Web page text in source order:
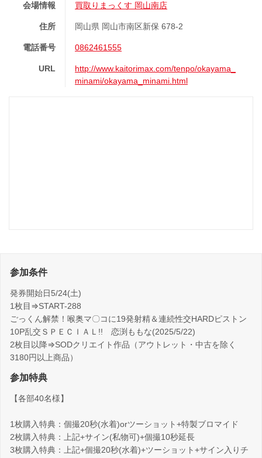
会場情報 買取りまっくす 岡山南店
住所 岡山県 岡山市南区新保 678-2
電話番号 0862461555
URL
http://www.kaitorimax.com/tenpo/okayama_
minami/okayama_minami.html
参加条件
発券開始日5/24(土)
1枚目⇒START-288
ごっくん解禁！喉奥マ〇コに19発射精＆連続性交HARDピストン
10P乱交ＳＰＥＣＩＡＬ!! 恋渕ももな(2025/5/22)
2枚目以降⇒SODクリエイト作品（アウトレット・中古を除く
3180円以上商品）
参加特典
【各部40名様】
1枚購入特典：個撮20秒(水着)orツーショット+特製ブロマイド
2枚購入特典：上記+サイン(私物可)+個撮10秒延長
3枚購入特典：上記+個撮20秒(水着)+ツーショット+サイン入りチ